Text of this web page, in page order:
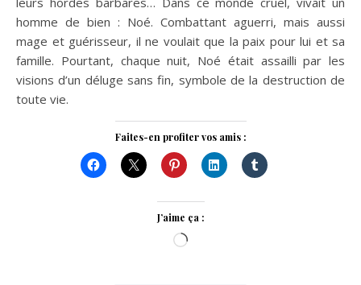
homme de bien : Noé. Combattant aguerri, mais aussi
mage et guérisseur, il ne voulait que la paix pour lui et sa
famille. Pourtant, chaque nuit, Noé était assailli par les
visions d’un déluge sans fin, symbole de la destruction de
toute vie.
Faites-en profiter vos amis :
J’aime ça :
Chargement…